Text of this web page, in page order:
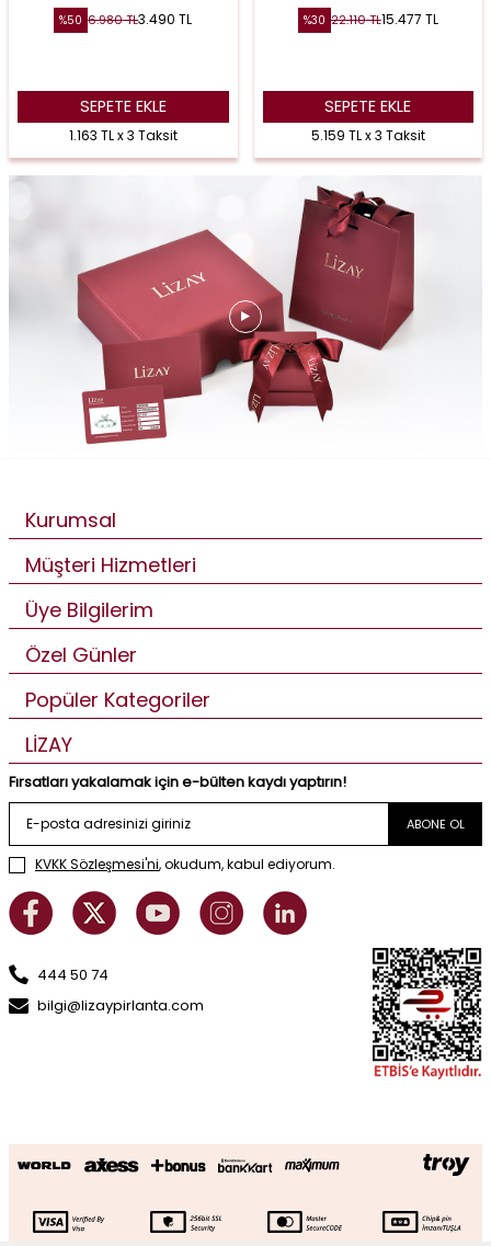
%50 6.980TL3.490 TL
SEPETE EKLE
1.163 TL x 3 Taksit
%30 22.110TL15.477 TL
SEPETE EKLE
5.159 TL x 3 Taksit
Kurumsal
Müşteri Hizmetleri
Üye Bilgilerim
Özel Günler
Popüler Kategoriler
LİZAY
Fırsatları yakalamak için e-bülten kaydı yaptırın!
ABONE OL
KVKK Sözleşmesi'ni, okudum, kabul ediyorum.
444 50 74
bilgi@lizaypirlanta.com